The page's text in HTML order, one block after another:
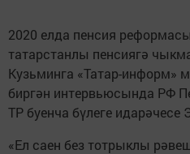
2020 елда пенсия
татарстанлы пенсиягә
Кузьминга «Татар-информ»
биргән интервьюсында РФ
ТР буенча бүлеге
«Ел саен без тотрыклы